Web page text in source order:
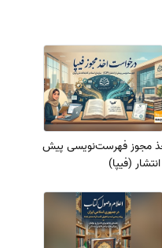
مجوز فهرست‌نویسی پیش
(فیپا)